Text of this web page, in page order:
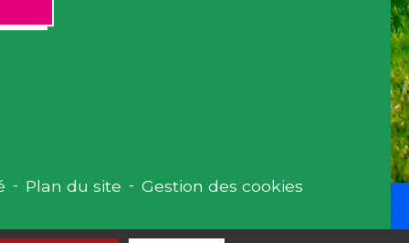
- Plan du site - Gestion des cookies